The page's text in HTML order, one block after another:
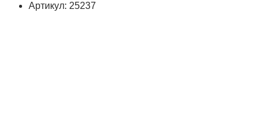
Артикул: 25237